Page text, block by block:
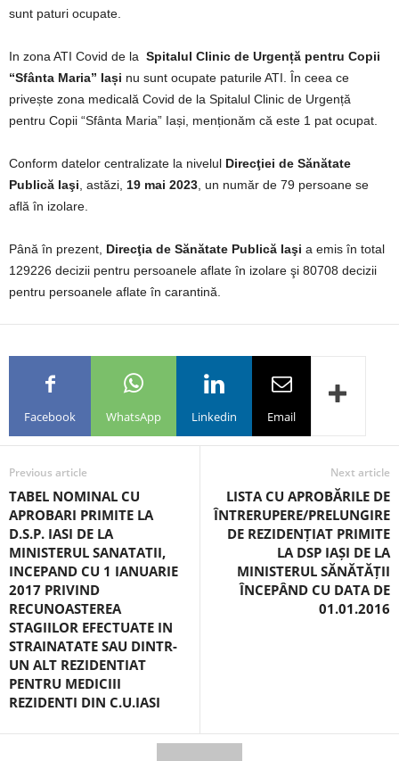
sunt paturi ocupate.
In zona ATI Covid de la Spitalul Clinic de Urgență pentru Copii
“Sfânta Maria” Iași nu sunt ocupate paturile ATI. În ceea ce
privește zona medicală Covid de la Spitalul Clinic de Urgență
pentru Copii “Sfânta Maria” Iași, menționăm că este 1 pat ocupat.
Conform datelor centralizate la nivelul Direcţiei de Sănătate
Publică Iaşi , astăzi, 19 mai 2023 , un număr de 79 persoane se
află în izolare.
Până în prezent, Direcţia de Sănătate Publică Iaşi a emis în total
129226 decizii pentru persoanele aflate în izolare şi 80708 decizii
pentru persoanele aflate în carantină.
Facebook WhatsApp Linkedin Email
Previous article
TABEL NOMINAL CU
APROBARI PRIMITE LA
D.S.P. IASI DE LA
MINISTERUL SANATATII,
INCEPAND CU 1 IANUARIE
2017 PRIVIND
RECUNOASTEREA
STAGIILOR EFECTUATE IN
STRAINATATE SAU DINTR-
UN ALT REZIDENTIAT
PENTRU MEDICIII
REZIDENTI DIN C.U.IASI
Next article
LISTA CU APROBĂRILE DE
ÎNTRERUPERE/PRELUNGIRE
DE REZIDENȚIAT PRIMITE
LA DSP IAȘI DE LA
MINISTERUL SĂNĂTĂȚII
ÎNCEPÂND CU DATA DE
01.01.2016